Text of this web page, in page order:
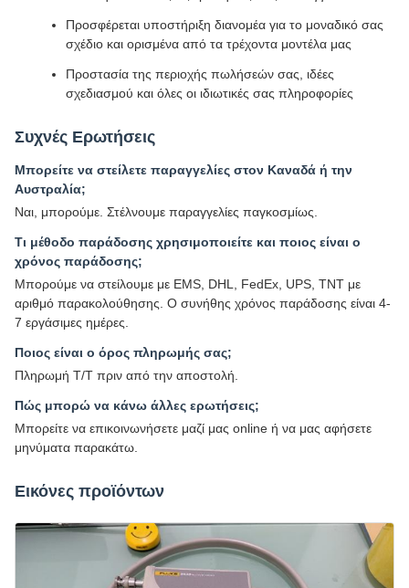
Προσφέρεται υποστήριξη διανομέα για το μοναδικό σας
σχέδιο και ορισμένα από τα τρέχοντα μοντέλα μας
Προστασία της περιοχής πωλήσεών σας, ιδέες
σχεδιασμού και όλες οι ιδιωτικές σας πληροφορίες
Συχνές Ερωτήσεις
Μπορείτε να στείλετε παραγγελίες στον Καναδά ή την
Αυστραλία;
Ναι, μπορούμε. Στέλνουμε παραγγελίες παγκοσμίως.
Τι μέθοδο παράδοσης χρησιμοποιείτε και ποιος είναι ο
χρόνος παράδοσης;
Μπορούμε να στείλουμε με EMS, DHL, FedEx, UPS, TNT με
αριθμό παρακολούθησης. Ο συνήθης χρόνος παράδοσης είναι 4-
7 εργάσιμες ημέρες.
Ποιος είναι ο όρος πληρωμής σας;
Πληρωμή T/T πριν από την αποστολή.
Πώς μπορώ να κάνω άλλες ερωτήσεις;
Μπορείτε να επικοινωνήσετε μαζί μας online ή να μας αφήσετε
μηνύματα παρακάτω.
Εικόνες προϊόντων